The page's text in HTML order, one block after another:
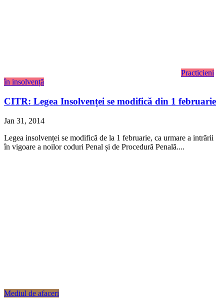
Practicieni
în insolvență
CITR: Legea Insolvenței se modifică din 1 februarie
Jan 31, 2014
Legea insolvenței se modifică de la 1 februarie, ca urmare a intrării
în vigoare a noilor coduri Penal și de Procedură Penală....
Mediul de afaceri